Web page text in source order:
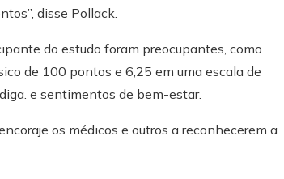
disse Pollack.
do estudo foram preocupantes, como
de 100 pontos e 6,25 em uma escala de
e sentimentos de bem-estar.
os médicos e outros a reconhecerem a